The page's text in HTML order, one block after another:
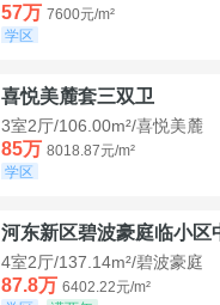
57万 7600元/m²
学区
喜悦美麓套三双卫
3室2厅/106.00m²/喜悦美麓
85万 8018.87元/m²
学区
河东新区碧波豪庭临小区
4室2厅/137.14m²/碧波豪庭
87.8万 6402.22元/m²